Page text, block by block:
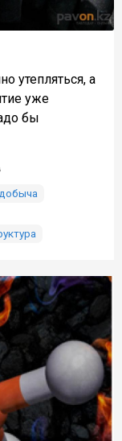
утепляться, а
уже
бы